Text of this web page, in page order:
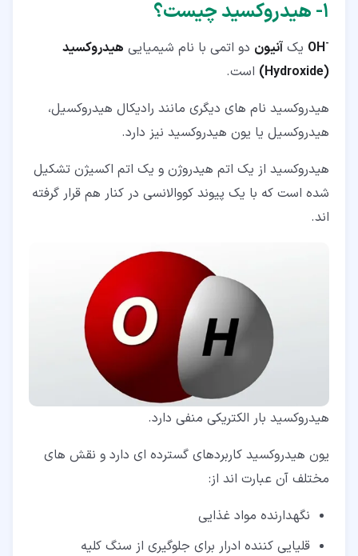
۱‏- هیدروکسید چیست؟
-
OH یک آنیون دو اتمی با نام شیمیایی هیدروکسید
(Hydroxide)
است.
هیدروکسید نام های دیگری مانند رادیکال هیدروکسیل،
هیدروکسیل یا یون هیدروکسید نیز دارد.
هیدروکسید از یک اتم هیدروژن و یک اتم اکسیژن تشکیل
شده است که با یک پیوند کووالانسی در کنار هم قرار گرفته
اند.
هیدروکسید بار الکتریکی منفی دارد.
یون هیدروکسید کاربردهای گسترده ای دارد و نقش های
مختلف آن عبارت اند از:
نگهدارنده مواد غذایی
قلیایی کننده ادرار برای جلوگیری از سنگ کلیه